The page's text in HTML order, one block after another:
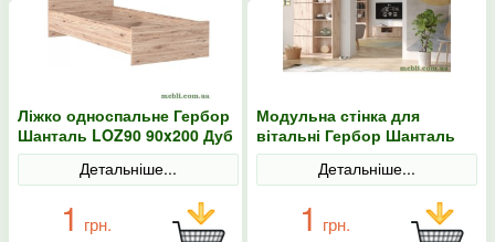
Ліжко односпальне Гербор
Шанталь LOZ90 90x200 Дуб
санремо світлий
Детальніше...
1 грн.
Модульна стінка для
вітальні Гербор Шанталь
N100022 Дуб санремо
Детальніше...
1 грн.